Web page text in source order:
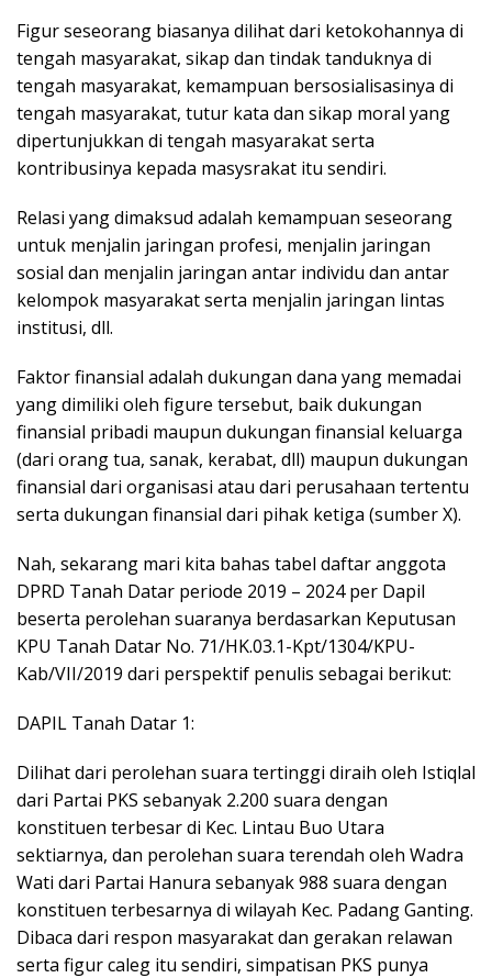
Figur seseorang biasanya dilihat dari ketokohannya di
tengah masyarakat, sikap dan tindak tanduknya di
tengah masyarakat, kemampuan bersosialisasinya di
tengah masyarakat, tutur kata dan sikap moral yang
dipertunjukkan di tengah masyarakat serta
kontribusinya kepada masysrakat itu sendiri.
Relasi yang dimaksud adalah kemampuan seseorang
untuk menjalin jaringan profesi, menjalin jaringan
sosial dan menjalin jaringan antar individu dan antar
kelompok masyarakat serta menjalin jaringan lintas
institusi, dll.
Faktor finansial adalah dukungan dana yang memadai
yang dimiliki oleh figure tersebut, baik dukungan
finansial pribadi maupun dukungan finansial keluarga
(dari orang tua, sanak, kerabat, dll) maupun dukungan
finansial dari organisasi atau dari perusahaan tertentu
serta dukungan finansial dari pihak ketiga (sumber X).
Nah, sekarang mari kita bahas tabel daftar anggota
DPRD Tanah Datar periode 2019 – 2024 per Dapil
beserta perolehan suaranya berdasarkan Keputusan
KPU Tanah Datar No. 71/HK.03.1-Kpt/1304/KPU-
Kab/VII/2019 dari perspektif penulis sebagai berikut:
DAPIL Tanah Datar 1:
Dilihat dari perolehan suara tertinggi diraih oleh Istiqlal
dari Partai PKS sebanyak 2.200 suara dengan
konstituen terbesar di Kec. Lintau Buo Utara
sektiarnya, dan perolehan suara terendah oleh Wadra
Wati dari Partai Hanura sebanyak 988 suara dengan
konstituen terbesarnya di wilayah Kec. Padang Ganting.
Dibaca dari respon masyarakat dan gerakan relawan
serta figur caleg itu sendiri, simpatisan PKS punya